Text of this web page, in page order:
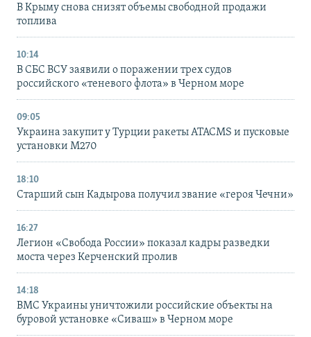
В Крыму снова снизят объемы свободной продажи
топлива
10:14
В СБС ВСУ заявили о поражении трех судов
российского «теневого флота» в Черном море
09:05
Украина закупит у Турции ракеты ATACMS и пусковые
установки M270
18:10
Старший сын Кадырова получил звание «героя Чечни»
16:27
Легион «Свобода России» показал кадры разведки
моста через Керченский пролив
14:18
ВМС Украины уничтожили российские объекты на
буровой установке «Сиваш» в Черном море